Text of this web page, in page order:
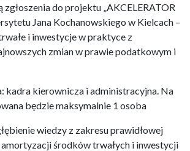
do projektu „AKCELERATOR
Jana Kochanowskiego w Kielcach –
i inwestycje w praktyce z
zmian w prawie podatkowym i
kadra kierownicza i administracyjna. Na
będzie maksymalnie 1 osoba
wiedzy z zakresu prawidłowej
amortyzacji środków trwałych i inwestycji